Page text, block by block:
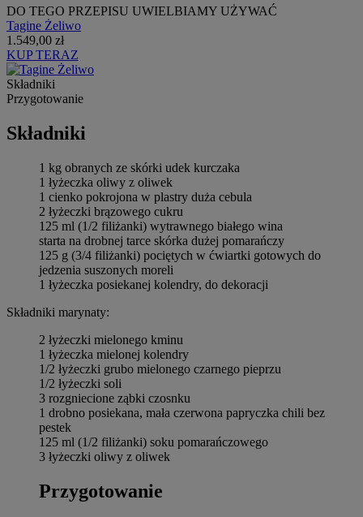
DO TEGO PRZEPISU UWIELBIAMY UŻYWAĆ
Tagine Żeliwo
1.549,00 zł
KUP TERAZ
Składniki
Przygotowanie
Składniki
1 kg obranych ze skórki udek kurczaka
1 łyżeczka oliwy z oliwek
1 cienko pokrojona w plastry duża cebula
2 łyżeczki brązowego cukru
125 ml (1/2 filiżanki) wytrawnego białego wina
starta na drobnej tarce skórka dużej pomarańczy
125 g (3/4 filiżanki) pociętych w ćwiartki gotowych do
jedzenia suszonych moreli
1 łyżeczka posiekanej kolendry, do dekoracji
Składniki marynaty:
2 łyżeczki mielonego kminu
1 łyżeczka mielonej kolendry
1/2 łyżeczki grubo mielonego czarnego pieprzu
1/2 łyżeczki soli
3 rozgniecione ząbki czosnku
1 drobno posiekana, mała czerwona papryczka chili bez
pestek
125 ml (1/2 filiżanki) soku pomarańczowego
3 łyżeczki oliwy z oliwek
Przygotowanie